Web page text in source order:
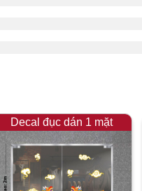
Decal đục dán 1 mặt